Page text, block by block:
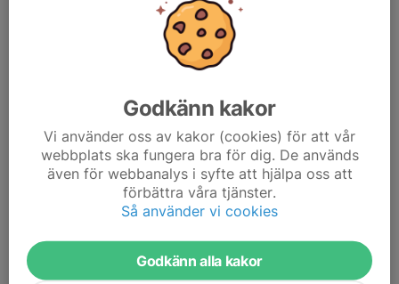
Här hamnar automatiskt de senaste nyheterna på hemsidan. För
att kunna börja administrera hemsidan loggar du in högst upp till
/Svenskalag.se
Godkänn kakor
Vi använder oss av kakor (cookies) för att vår
webbplats ska fungera bra för dig. De används
även för webbanalys i syfte att hjälpa oss att
förbättra våra tjänster.
Så använder vi cookies
Godkänn alla kakor